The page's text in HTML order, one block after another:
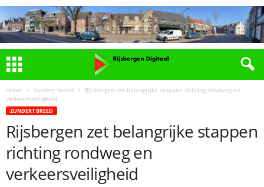
Home zundert breed
Rijsbergen zet belangrijke stappen richting rondweg en
verkeersveiligheid
ZUNDERT BREED
Rijsbergen zet belangrijke stappen
richting rondweg en
verkeersveiligheid